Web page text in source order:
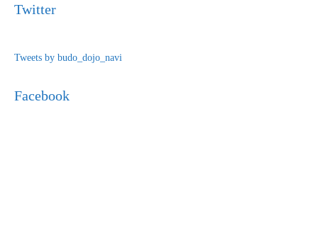
Twitter
Tweets by budo_dojo_navi
Facebook